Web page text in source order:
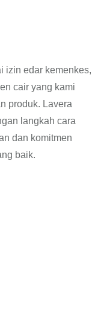
izin edar kemenkes,
cair yang kami
produk. Lavera
langkah cara
dan komitmen
baik.